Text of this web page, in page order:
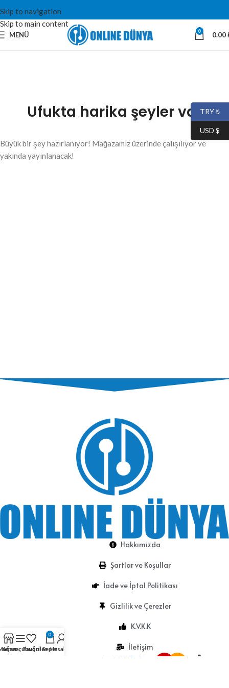
Skip to navigation
Skip to main content
MENÜ 0 0.00
Ufukta harika şeyler var
Büyük bir şey hazırlanıyor! Mağazamız üzerinde çalışılıyor ve
yakında yayınlanacak!
Hakkımızda
Şartlar ve Koşullar
İade ve İptal Politikası
Gizlilik ve Çerezler
K.V.K.K
İletişim
TRY ₺
USD $
Kenar çubuğu
Favoriler
0
SepetHesabım